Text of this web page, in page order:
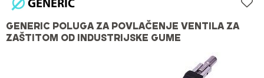
GENERIC POLUGA ZA POVLAČENJE VENTILA ZA
ZAŠTITOM OD INDUSTRIJSKE GUME